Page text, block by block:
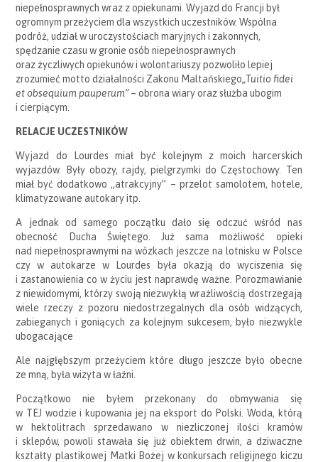
niepełnosprawnych wraz z opiekunami. Wyjazd do Francji był
ogromnym przeżyciem dla wszystkich uczestników. Wspólna
podróż, udział w uroczystościach maryjnych i zakonnych,
spędzanie czasu w gronie osób niepełnosprawnych
oraz życzliwych opiekunów i wolontariuszy pozwoliło lepiej
zrozumieć motto działalności Zakonu Maltańskiego„Tuitio fidei
et obsequium pauperum”– obrona wiary oraz służba ubogim
i cierpiącym.
RELACJE UCZESTNIKÓW
Wyjazd do Lourdes miał być kolejnym z moich harcerskich
wyjazdów. Były obozy, rajdy, pielgrzymki do Częstochowy. Ten
miał być dodatkowo „atrakcyjny” – przelot samolotem, hotele,
klimatyzowane autokary itp.
A jednak od samego początku dało się odczuć wśród nas
obecność Ducha Świętego. Już sama możliwość opieki
nad niepełnosprawnymi na wózkach jeszcze na lotnisku w Polsce
czy w autokarze w Lourdes była okazją do wyciszenia się
i zastanowienia co w życiu jest naprawdę ważne. Porozmawianie
z niewidomymi, którzy swoją niezwykłą wrażliwością dostrzegają
wiele rzeczy z pozoru niedostrzegalnych dla osób widzących,
zabieganych i goniących za kolejnym sukcesem, było niezwykle
ubogacające
Ale najgłębszym przeżyciem które długo jeszcze było obecne
ze mną, była wizyta w łaźni.
Początkowo nie byłem przekonany do obmywania się
w TEJ wodzie i kupowania jej na eksport do Polski. Woda, którą
w hektolitrach sprzedawano w niezliczonej ilości kramów
i sklepów, powoli stawała się już obiektem drwin, a dziwaczne
kształty plastikowej Matki Bożej w konkursach religijnego kiczu